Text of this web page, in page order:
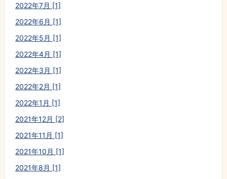
2022年7月 [1]
2022年6月 [1]
2022年5月 [1]
2022年4月 [1]
2022年3月 [1]
2022年2月 [1]
2022年1月 [1]
2021年12月 [2]
2021年11月 [1]
2021年10月 [1]
2021年8月 [1]